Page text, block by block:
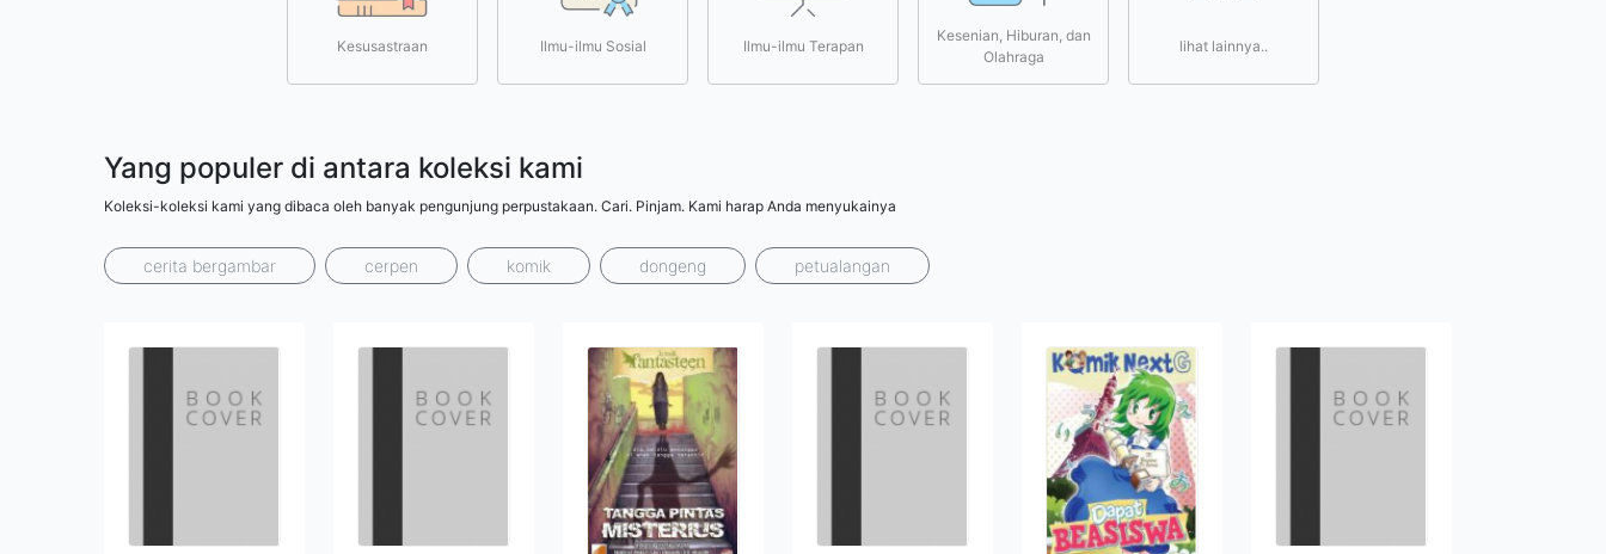
Kesusastraan Ilmu-ilmu Sosial Ilmu-ilmu Terapan
Kesenian, Hiburan, dan
Olahraga
lihat lainnya..
Yang populer di antara koleksi kami
Koleksi-koleksi kami yang dibaca oleh banyak pengunjung perpustakaan. Cari. Pinjam. Kami harap Anda menyukainya
cerita bergambar cerpen komik dongeng petualangan